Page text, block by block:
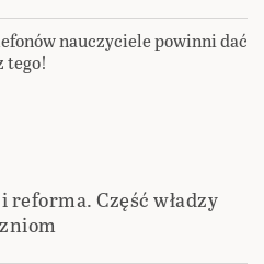
nauczyciele powinni dać
tego!
reforma. Część władzy